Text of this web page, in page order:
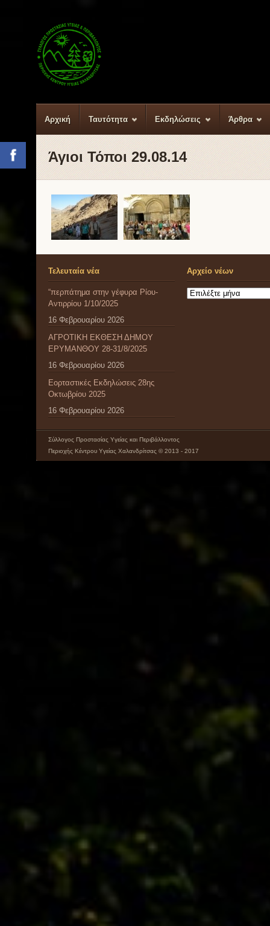
Αρχική Ταυτότητα Εκδηλώσεις Άρθρα
Άγιοι Τόποι 29.08.14
Τελευταία νέα
“περπάτημα στην γέφυρα Ρίου-
Αντιρρίου 1/10/2025
16 Φεβρουαρίου 2026
ΑΓΡΟΤΙΚΗ ΕΚΘΕΣΗ ΔΗΜΟΥ
ΕΡΥΜΑΝΘΟΥ 28-31/8/2025
16 Φεβρουαρίου 2026
Εορταστικές Εκδηλώσεις 28ης
Οκτωβρίου 2025
16 Φεβρουαρίου 2026
Αρχείο νέων
Αρχείο
Σύλλογος Προστασίας Υγείας και Περιβάλλοντος
Περιοχής Κέντρου Υγείας Χαλανδρίτσας © 2013 - 2017
Facebook